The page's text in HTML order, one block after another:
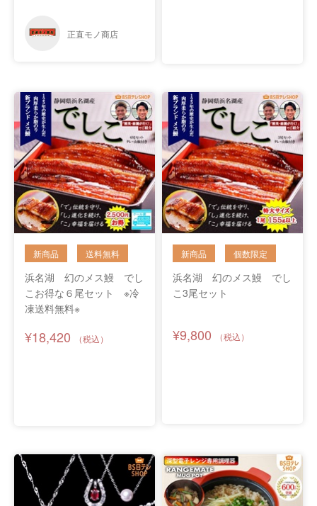
浜名湖 幻のメス鰻 でし
こお得な６尾セット ※冷
凍送料無料※
¥18,420
浜名湖 幻のメス鰻 でし
こ3尾セット
¥9,800